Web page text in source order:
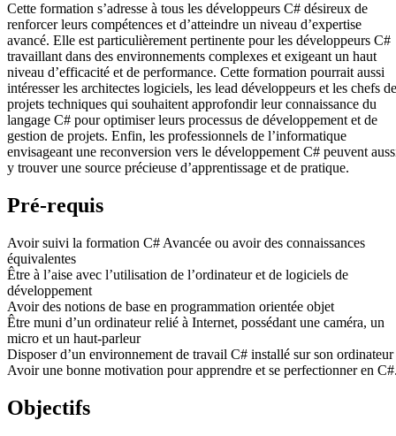
Cette formation s’adresse à tous les développeurs C# désireux de
renforcer leurs compétences et d’atteindre un niveau d’expertise
avancé. Elle est particulièrement pertinente pour les développeurs C#
travaillant dans des environnements complexes et exigeant un haut
niveau d’efficacité et de performance. Cette formation pourrait aussi
intéresser les architectes logiciels, les lead développeurs et les chefs de
projets techniques qui souhaitent approfondir leur connaissance du
langage C# pour optimiser leurs processus de développement et de
gestion de projets. Enfin, les professionnels de l’informatique
envisageant une reconversion vers le développement C# peuvent
y trouver une source précieuse d’apprentissage et de pratique.
Pré-requis
Avoir suivi la formation C# Avancée ou avoir des connaissances
équivalentes
Être à l’aise avec l’utilisation de l’ordinateur et de logiciels de
développement
Avoir des notions de base en programmation orientée objet
Être muni d’un ordinateur relié à Internet, possédant une caméra, un
micro et un haut-parleur
Disposer d’un environnement de travail C# installé sur son ordinateur
Avoir une bonne motivation pour apprendre et se perfectionner en
Objectifs